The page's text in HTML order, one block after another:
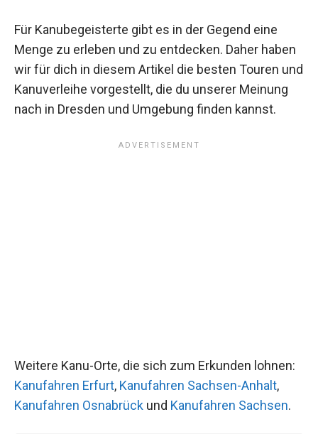
Für Kanubegeisterte gibt es in der Gegend eine
Menge zu erleben und zu entdecken. Daher haben
wir für dich in diesem Artikel die besten Touren und
Kanuverleihe vorgestellt, die du unserer Meinung
nach in Dresden und Umgebung finden kannst.
Weitere Kanu-Orte, die sich zum Erkunden lohnen:
Kanufahren Erfurt, Kanufahren Sachsen-Anhalt,
Kanufahren Osnabrück und Kanufahren Sachsen.